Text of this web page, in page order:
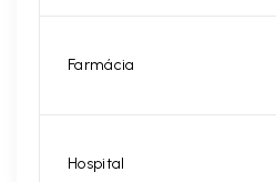
Farmácia
Hospital